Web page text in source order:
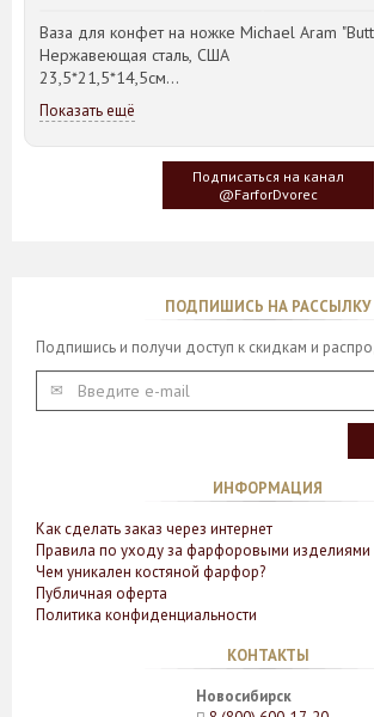
Ваза для конфет на ножке Michael Aram
Нержавеющая сталь, США
23,5*21,5*14,5см
Идея такого дизайна предметов сервировки
создателю, когда он впервые увидел
у которого растут двойные листья,
Показать ещё
Подписаться на канал
@FarforDvorec
ПОДПИШИСЬ НА РАССЫЛКУ
Подпишись и получи доступ к скидкам и
ИНФОРМАЦИЯ
Как сделать заказ через интернет
Правила по уходу за фарфоровыми изделиями
Чем уникален костяной фарфор?
Публичная оферта
Политика конфиденциальности
КОНТАКТЫ
Новосибирск